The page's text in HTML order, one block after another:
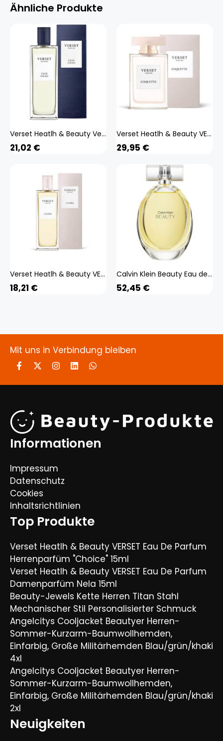
Ähnliche Produkte
Verset Heatlh & Beauty Verset Eau De Parfum Herrenparfum
21,02 €
Verset Heatlh & Beauty VERSET Eau De Parfum Damenparfüm Coquette 100ml
29,95 €
Verset Heatlh & Beauty VERSET Eau De Parfum Damenparfüm Charm 50ml
18,21 €
Calvin Klein Beauty Eau de Parfum 100 ml
52,45 €
Mit uns in Verbindung bleiben
Informationen
Impressum
Datenschutz
Cookies
Inhaltsrichtlinien
Top Produkte
Verset Heatlh & Beauty VERSET Eau De Parfum
Herrenparfüm "Choice" 15ml
Verset Heatlh & Beauty VERSET Eau De Parfum
Damenparfüm Nela 15ml
Beauty-Jewels Kette Herren Titan Stahl
Mechanischer Stil Personalisierter Schmuck
Angelcitys Cooljacket Beautyer Herren-
Sommer-Kurzarm-Baumwollhemden,
Einfarbig, Große Militärhemden Blau/grün/khaki
4xl
Angelcitys Cooljacket Beautyer Herren-
Sommer-Kurzarm-Baumwollhemden,
Einfarbig, Große Militärhemden Blau/grün/khaki
2xl
Neuigkeiten